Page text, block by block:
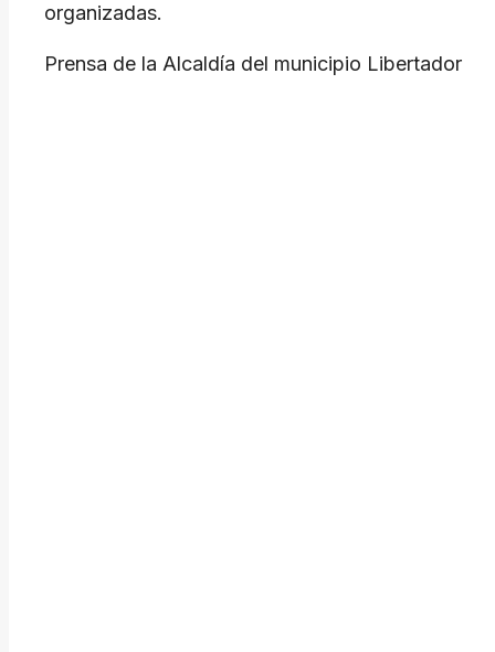
organizadas.
​Prensa de la Alcaldía del municipio Libertador